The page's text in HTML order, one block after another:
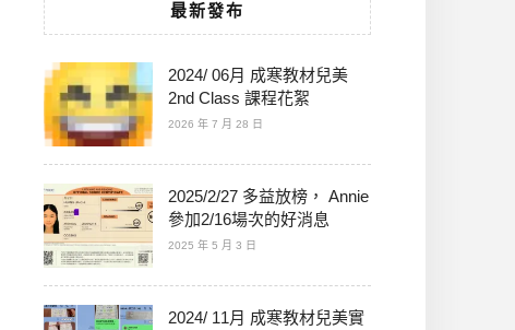
最新發布
2024/ 06月 成寒教材兒美
2nd Class 課程花絮
2026 年 7 月 28 日
2025/2/27 多益放榜， Annie
參加2/16場次的好消息
2025 年 5 月 3 日
2024/ 11月 成寒教材兒美實